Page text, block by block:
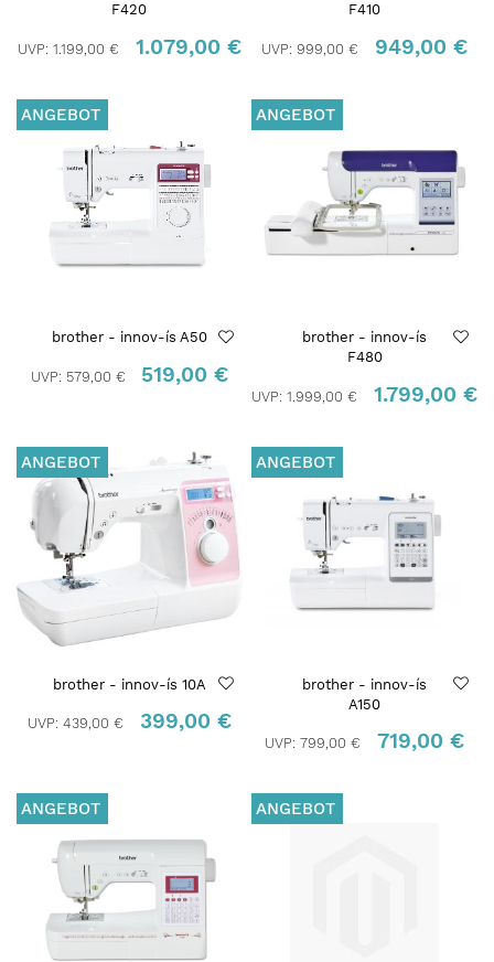
F420
UVP:1.199,00 € 1.079,00 €
F410
UVP: 999,00 € 949,00 €
ANGEBOT
brother - innov-ís A50
UVP: 579,00 € 519,00 €
ANGEBOT
brother - innov-ís
F480
UVP:1.999,00 € 1.799,00 €
ANGEBOT
brother - innov-ís 10A
UVP:439,00 € 399,00 €
ANGEBOT
brother - innov-ís
A150
UVP:799,00 € 719,00 €
ANGEBOT ANGEBOT